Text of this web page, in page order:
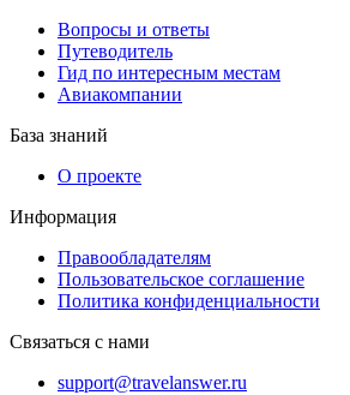
Вопросы и ответы
Путеводитель
Гид по интересным местам
Авиакомпании
База знаний
О проекте
Информация
Правообладателям
Пользовательское соглашение
Политика конфиденциальности
Связаться с нами
support@travelanswer.ru